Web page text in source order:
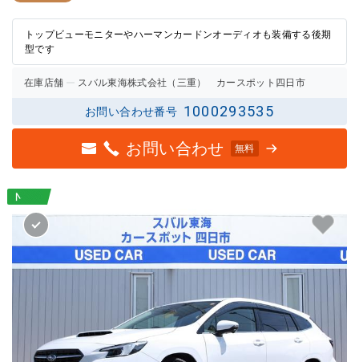
トップビューモニターやハーマンカードンオーディオも装備する後期
型です
在庫店舗 スバル東海株式会社（三重） カースポット四日市
お問い合わせ番号 1000293535
お問い合わせ 無料